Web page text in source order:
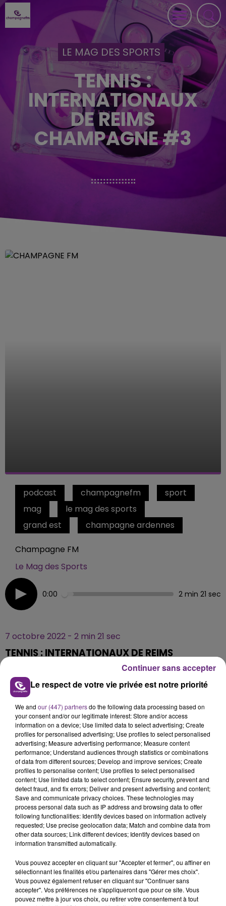
LE MAG DES SPORTS
TENNIS :
INTERNATIONAUX
DE REIMS
CHAMPAGNE #3
podcast champagnefm
sport
mag
le mag des sports
grand est
champagne ardennes
Champagne FM
Le Mag des Sports
0:00 2 min 21 sec
7 octobre 2022 - 2 min 21 sec
TENNIS : INTERNATIONAUX DE REIMS
Tours les jours, retrouvez le "Mag des Sports"
Champagne FM.
TITRES DIFFUSÉS
14h00
14h00 13h57
13h57
Le respect de votre vie privée est notre priorité
We and our (447) partnersdo the following data processing based on
your consent and/or our legitimate interest: Store and/or access
information on a device; Use limited data to select advertising; Create
profiles for personalised advertising; Use profiles to select personalised
advertising; Measure advertising performance; Measure content
performance; Understand audiences through statistics or combinations
of data from different sources; Develop and improve services; Create
profiles to personalise content; Use profiles to select personalised
content; Use limited data to select content; Ensure security, prevent and
detect fraud, and fix errors; Deliver and present advertising and content;
Save and communicate privacy choices. These technologies may
process personal data such as IP address and browsing data to offer
following functionalities: Identify devices based on information actively
requested; Use precise geolocation data; Match and combine data from
other data sources; Link different devices; Identify devices based on
information transmitted automatically.
Vous pouvez accepter en cliquant sur "Accepter et fermer", ou affiner en
sélectionnant les finalités et/ou partenaires dans "Gérer mes choix".
Vous pouvez également refuser en cliquant sur "Continuer sans
accepter". Vos préférences ne s'appliqueront que pour ce site. Vous
pouvez mettre à jour vos choix, ou retirer votre consentement à tout
Continuer sans accepter